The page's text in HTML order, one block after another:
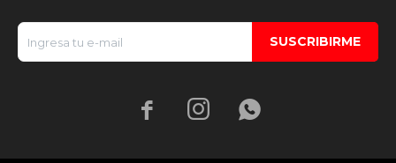
SUSCRIBIRME
  